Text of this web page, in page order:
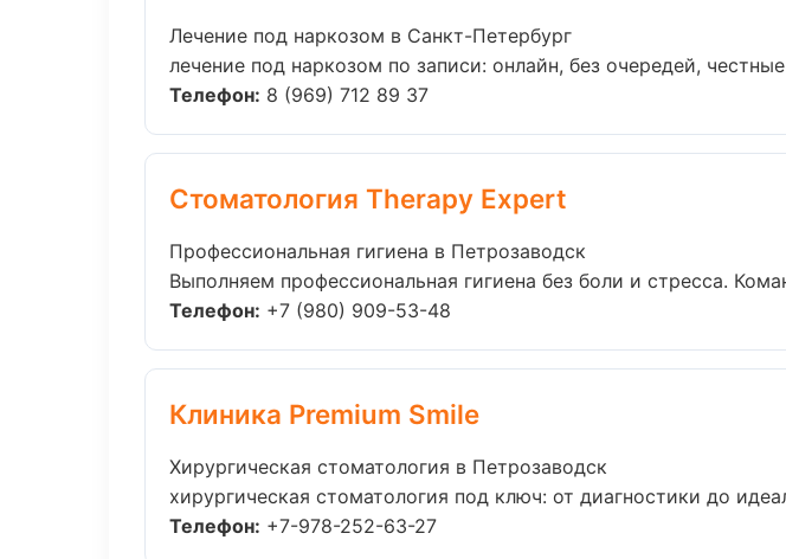
Лечение под наркозом в Санкт-Петербург
лечение под наркозом по записи: онлайн, без очередей,
Телефон: 8 (969) 712 89 37
Стоматология Therapy Expert
Профессиональная гигиена в Петрозаводск
Выполняем профессиональная гигиена без боли и стресса.
Телефон: +7 (980) 909-53-48
Клиника Premium Smile
Хирургическая стоматология в Петрозаводск
хирургическая стоматология под ключ: от диагностики до
Телефон: +7-978-252-63-27